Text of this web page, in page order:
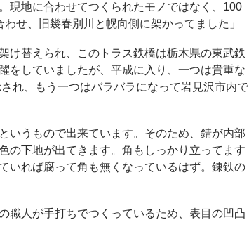
現地に合わせてつくられたモノではなく、100
せ、旧幾春別川と幌向側に架かってました」
け替えられ、このトラス鉄橋は栃木県の東武鉄
をしていましたが、平成に入り、一つは貴重な
れ、もう一つはバラバラになって岩見沢市内で
いうもので出来ています。そのため、錆が内部
の下地が出てきます。角もしっかり立ってます
いれば腐って角も無くなっているはず。錬鉄の
職人が手打ちでつくっているため、表目の凹凸